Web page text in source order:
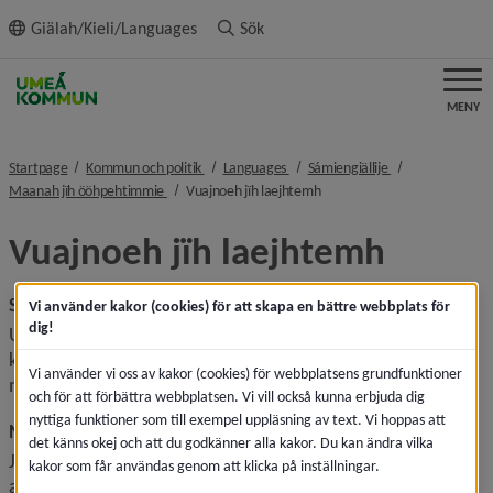
innehållet
Giälah/Kieli/Languages Sök
MENY
Startpage Kommun och politik nivå i brödsmulenavigeringen
Languages nivå i brödsmulenavigeringen
Sámiengiällije nivå i
Maanah jïh ööhpehtimmie nivå i brödsmulenavigeringen
Vuajnoeh jïh laejhtemhnivå i brödsmulenavigeringen
Vuajnoeh jïh laejhtemh
Synpunkter och klagomål
Upmejen tjïelen skuvlesne vuajnoeh jïh laejhtemh bieliem
kvalitetebarkoste. Dov vuajnoeh dan gaavhtan vihkeles jïh
mijjide nuepiem vedtedh mijjen barkoem bueriedidh.
Naemhtie dov vuajnoeh vadtah
Jis vuajnoeh jallh laejhtemh åtnah mijjen
aarhskuvlen/skuvlen darjomidie skreejrebe edtjh ryöktesth
Vi använder kakor (cookies) för att skapa en bättre webbplats för
dig!
Vi använder vi oss av kakor (cookies) för webbplatsens grundfunktioner
och för att förbättra webbplatsen. Vi vill också kunna erbjuda dig
nyttiga funktioner som till exempel uppläsning av text. Vi hoppas att
det känns okej och att du godkänner alla kakor. Du kan ändra vilka
kakor som får användas genom att klicka på inställningar.